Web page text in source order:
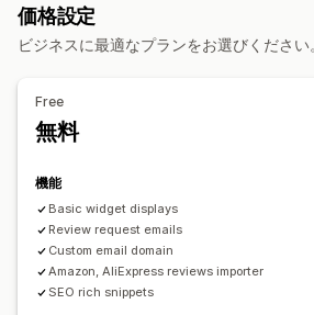
上位のレビュー
商品のグループ化
絞り込み リッチスニペ
レビューの収集方法
メールリクエスト
紹介 インポートとエクスポート
レビューシンジケーション
カスタムリクエスト
表示オプション
分析
価格設定
ビジネスに最適なプランをお選びください
Free
無料
機能
Basic widget displays
Review request emails
Custom email domain
Amazon, AliExpress reviews importer
SEO rich snippets